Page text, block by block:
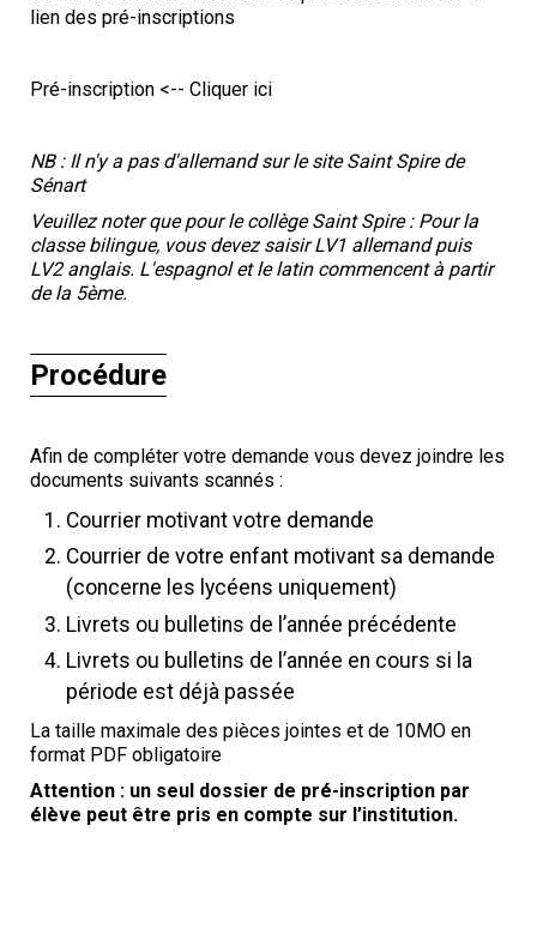
lien des pré-inscriptions
Pré-inscription <-- Cliquer ici
NB : Il n'y a pas d'allemand sur le site Saint Spire de
Sénart
Veuillez noter que pour le collège Saint Spire : Pour la
classe bilingue, vous devez saisir LV1 allemand puis
LV2 anglais. L'espagnol et le latin commencent à partir
de la 5ème.
Procédure
Afin de compléter votre demande vous devez joindre les
documents suivants scannés :
Courrier motivant votre demande
Courrier de votre enfant motivant sa demande
(concerne les lycéens uniquement)
Livrets ou bulletins de l’année précédente
Livrets ou bulletins de l’année en cours si la
période est déjà passée
La taille maximale des pièces jointes et de 10MO en
format PDF obligatoire
Attention : un seul dossier de pré-inscription par
élève peut être pris en compte sur l’institution.